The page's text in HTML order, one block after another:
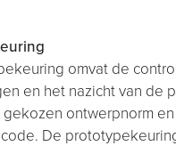
omvat de
en het nazicht van de
ontwerpnorm
De